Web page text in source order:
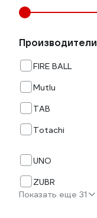
Производители
FIRE BALL
Mutlu
TAB
Totachi
UNO
ZUBR
Показать еще 31